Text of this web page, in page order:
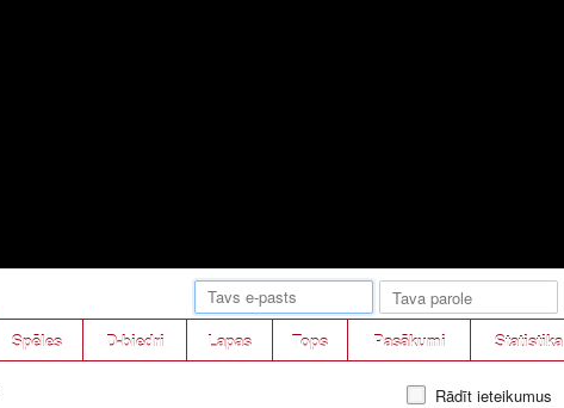
Spēles D-biedri Lapas Tops Pasākumi Statistika
Rādīt ieteikumus